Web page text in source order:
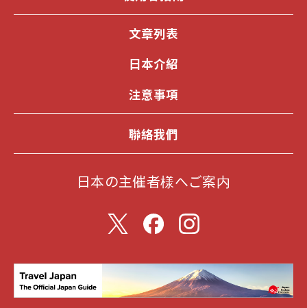
文章列表
日本介紹
注意事項
聯絡我們
日本の主催者様へご案内